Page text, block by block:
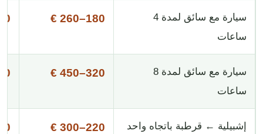
سيارة مع سائق لمدة 4
ساعات
180–260 €
€
سيارة مع سائق لمدة 8
ساعات
320–450 €
€
إشبيلية ← قرطبة باتجاه واحد 220–300 €
€